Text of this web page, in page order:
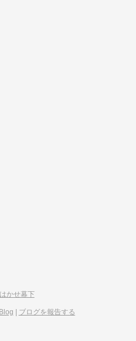
かせ幕下
ブログを報告する